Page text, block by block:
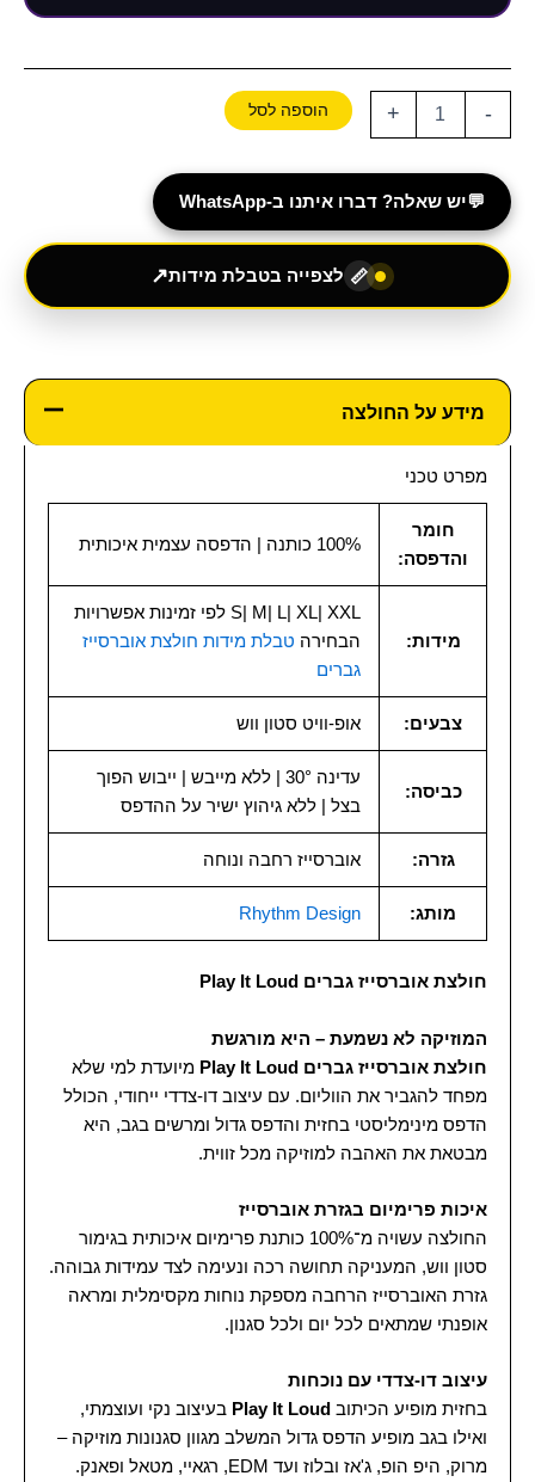
-
+ הוספה לסל
💬יש שאלה? דברו איתנו ב-WhatsApp
📏 לצפייה בטבלת מידות↗
מידע על החולצה
מפרט טכני
חומר
והדפסה:
100% כותנה | הדפסה עצמית איכותית
מידות:
S| M| L| XL| XXL לפי זמינות אפשרויות
הבחירה טבלת מידות חולצת אוברסייז
גברים
צבעים: אופ-וויט סטון ווש
כביסה:
עדינה 30° | ללא מייבש | ייבוש הפוך
בצל | ללא גיהוץ ישיר על ההדפס
גזרה: אוברסייז רחבה ונוחה
מותג: Rhythm Design
חולצת אוברסייז גברים Play It Loud
המוזיקה לא נשמעת – היא מורגשת
חולצת אוברסייז גברים Play It Loud
מיועדת למי שלא
מפחד להגביר את הווליום. עם עיצוב דו-צדדי ייחודי, הכולל
הדפס מינימליסטי בחזית והדפס גדול ומרשים בגב, היא
מבטאת את האהבה למוזיקה מכל זווית.
איכות פרימיום בגזרת אוברסייז
החולצה עשויה מ־100% כותנת פרימיום איכותית בגימור
סטון ווש, המעניקה תחושה רכה ונעימה לצד עמידות גבוהה.
גזרת האוברסייז הרחבה מספקת נוחות מקסימלית ומראה
אופנתי שמתאים לכל יום ולכל סגנון.
עיצוב דו-צדדי עם נוכחות
בחזית מופיע הכיתוב Play It Loud בעיצוב נקי ועוצמתי,
ואילו בגב מופיע הדפס גדול המשלב מגוון סגנונות מוזיקה –
מרוק, היפ הופ, ג'אז ובלוז ועד EDM, רגאיי, מטאל ופאנק.